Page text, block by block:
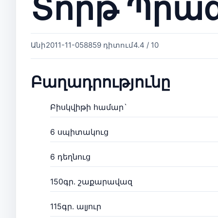
Անի2011-11-058859 դիտում4.4 / 10
Բաղադրությունը
Բիսկվիթի համար`
6 սպիտակուց
6 դեղնուց
150գր. շաքարավազ
115գր. ալյուր